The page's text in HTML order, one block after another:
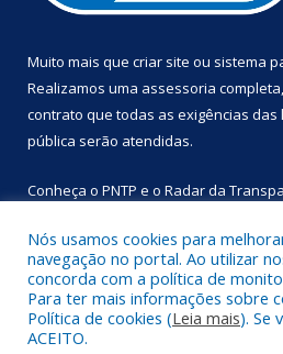
Muito mais que criar site ou sistema
Realizamos uma assessoria
contrato que todas as exigências das
pública serão atendidas.
Conheça o PNTP e o Radar da
Todos os direitos reservados a
Primavera.
Nós usamos cookies para
navegação no portal. Ao utilizar
concorda com a política de
Para ter mais informações sobre
Política de cookies (Leia mais). Se
ACEITO.